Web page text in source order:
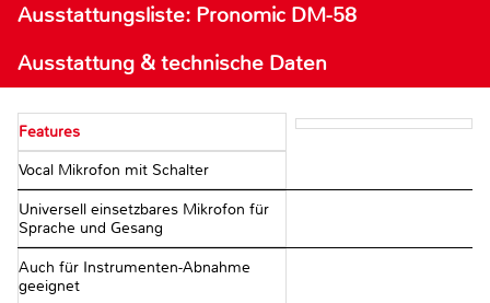
Ausstattungsliste: Pronomic DM-58
Ausstattung & technische Daten
Features
Vocal Mikrofon mit Schalter
Universell einsetzbares Mikrofon für
Sprache und Gesang
Auch für Instrumenten-Abnahme
geeignet